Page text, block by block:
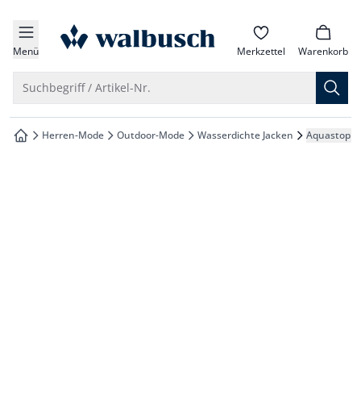
springen
springen
springen
springen
Menü zur Startseite Merkzettel Warenkorb
Suchbegriff / Artikel-Nr.
zur Startseite
Herren-Mode Outdoor-Mode Wasserdichte Jacken Aquastop